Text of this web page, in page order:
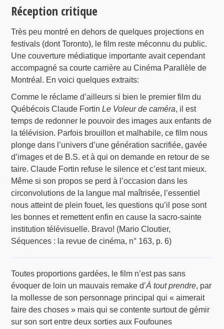
Réception critique
Très peu montré en dehors de quelques projections en
festivals (dont Toronto), le film reste méconnu du public.
Une couverture médiatique importante avait cependant
accompagné sa courte carrière au Cinéma Parallèle de
Montréal. En voici quelques extraits:
Comme le réclame d’ailleurs si bien le premier film du
Québécois Claude FortinLe Voleur de caméra, il est
temps de redonner le pouvoir des images aux enfants de
la télévision. Parfois brouillon et malhabile, ce film nous
plonge dans l’univers d’une génération sacrifiée, gavée
d’images et de B.S. et à qui on demande en retour de se
taire. Claude Fortin refuse le silence et c’est tant mieux.
Même si son propos se perd à l’occasion dans les
circonvolutions de la langue mal maîtrisée, l’essentiel
nous atteint de plein fouet, les questions qu’il pose sont
les bonnes et remettent enfin en cause la sacro-sainte
institution télévisuelle. Bravo! (Mario Cloutier,
Séquences : la revue de cinéma, n° 163, p. 6)
Toutes proportions gardées, le film n’est pas sans
évoquer de loin un mauvais remake d’À tout prendre, par
la mollesse de son personnage principal qui « aimerait
faire des choses » mais qui se contente surtout de gémir
sur son sort entre deux sorties aux Foufounes